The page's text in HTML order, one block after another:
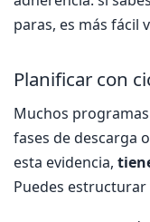
paras, es más fácil
Planificar con
Muchos
fases de descarga
esta evidencia,
Puedes